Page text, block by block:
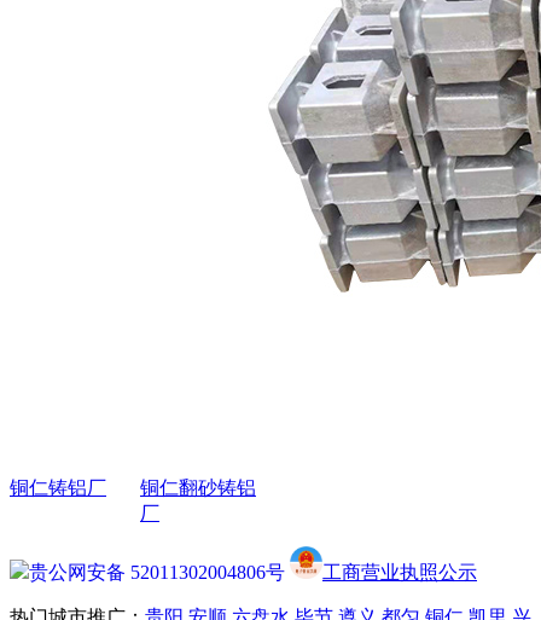
铜仁铸铝厂
铜仁翻砂铸铝
厂
仁铸铝加工 铜仁铸铜加工
新闻动态
公司新闻 常见问题
联系我们
网站地图
XML
联络方式
蒋女士：13312243676
兰女士：13985194326
蒋先生：13984832596
地址：贵州省贵阳市白云区艳
山红镇尖坡幼儿园旁
贵公网安备 52011302004806号 工商营业执照公示